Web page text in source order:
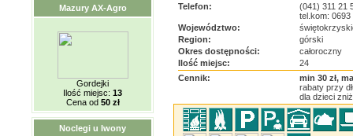
Mazury AX-Agro
Gordejki
Ilość miejsc: 13
Cena od 50 zł
Noclegi u Iwony
Telefon:
(041) 311 21
tel.kom: 0693
Województwo:
Region:
górski
Okres dostępności:
całoroczny
Ilość miejsc:
24
Cennik:
min 30 zł,
rabaty przy
dla dzieci